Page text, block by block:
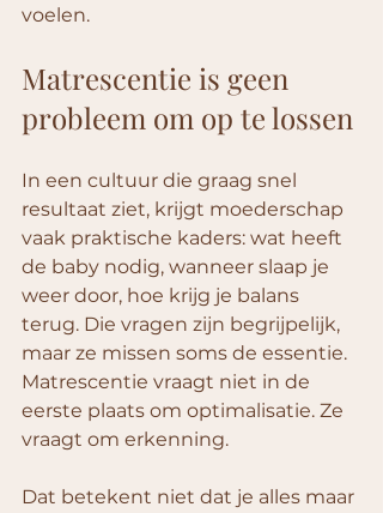
voelen.
Matrescentie is geen
probleem om op te lossen
In een cultuur die graag snel
resultaat ziet, krijgt moederschap
vaak praktische kaders: wat heeft
de baby nodig, wanneer slaap je
weer door, hoe krijg je balans
terug. Die vragen zijn begrijpelijk,
maar ze missen soms de essentie.
Matrescentie vraagt niet in de
eerste plaats om optimalisatie. Ze
vraagt om erkenning.
Dat betekent niet dat je alles maar